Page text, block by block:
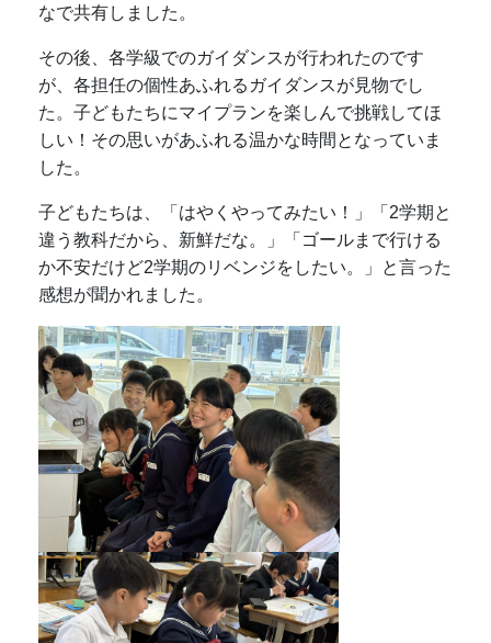
なで共有しました。
その後、各学級でのガイダンスが行われたのです
が、各担任の個性あふれるガイダンスが見物でし
た。子どもたちにマイプランを楽しんで挑戦してほ
しい！その思いがあふれる温かな時間となっていま
した。
子どもたちは、「はやくやってみたい！」「2学期と
違う教科だから、新鮮だな。」「ゴールまで行ける
か不安だけど2学期のリベンジをしたい。」と言った
感想が聞かれました。